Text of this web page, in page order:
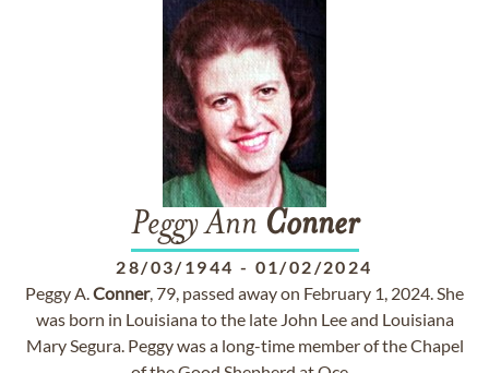
Peggy Ann Conner
28/03/1944 - 01/02/2024
Peggy A.Conner, 79, passed away on February 1, 2024. She
was born in Louisiana to the late John Lee and Louisiana
Mary Segura. Peggy was a long-time member of the Chapel